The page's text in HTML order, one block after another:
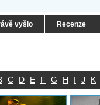
vyšlo Recenze
C D E F G H I J K